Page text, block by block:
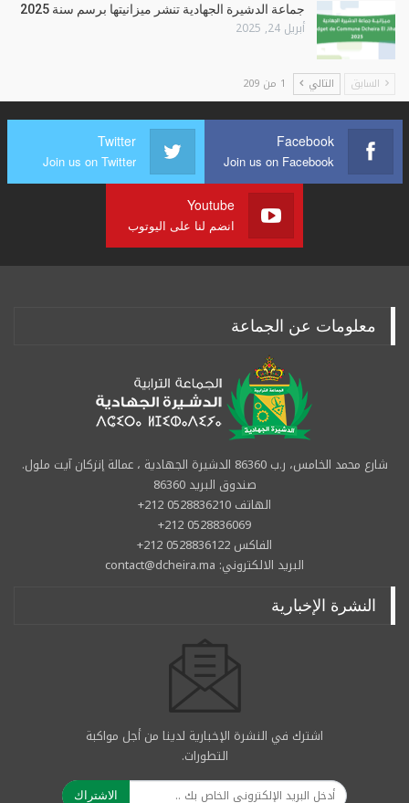
جماعة الدشيرة الجهادية تنشر ميزانيتها برسم سنة 2025
أبريل 24, 2025
السابق التالي 1 من 209
Facebook
Join us on Facebook
Twitter
Join us on Twitter
Youtube
انضم لنا على اليوتوب
معلومات عن الجماعة
شارع محمد الخامس، ر.ب 86360 الدشيرة الجهادية ، عمالة إنزكان آيت ملول.
صندوق البريد 86360
الهاتف 0528836210 212+
0528836069 212+
الفاكس 0528836122 212+
البريد الالكتروني: contact@dcheira.ma
النشرة الإخبارية
اشترك في النشرة الإخبارية لدينا من أجل مواكبة
التطورات.
الاشتراك